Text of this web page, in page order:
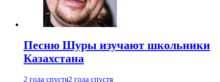
Песню Шуры изучают школьники
Казахстана
2 года спустя2 года спустя